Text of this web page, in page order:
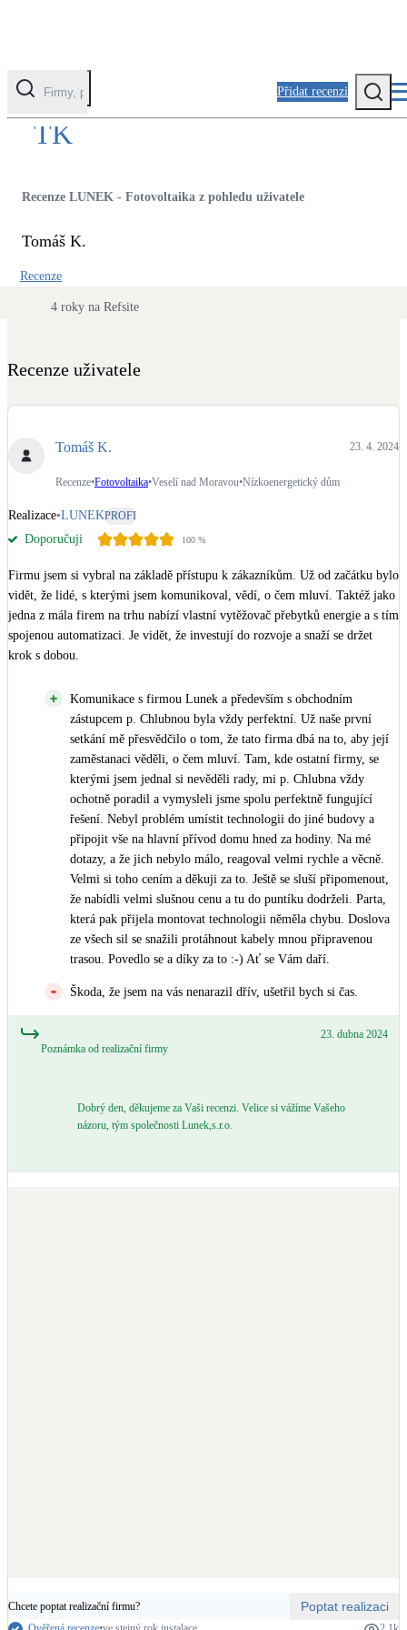
Přidat recenzi
Kategorie
Fotovoltaika
Solární termický systém
Na přípravu teplé vody i přitápění
Klimatizace
Větrání s rekuperací
Teplovzdušné vytápění
Balkonové sestavy
Rekonstrukce
Kotle
Hlavní zdroje vytápění
Bateriové úložiště
Pouze velké BESS
Stínicí technika
Žaluzie, markýzy, pergoly
Rekuperace tepla odpadní vody
Šedá i černá odpadní voda
TK
Kontaktovat uživatele
Recenze LUNEK - Fotovoltaika z pohledu uživatele
Tomáš K.
Recenze
4 roky na Refsite
Recenze uživatele
Tomáš K. 23. 4. 2024
Recenze•Fotovoltaika•Veselí nad Moravou•Nízkoenergetický dům
Realizace•LUNEKPROFI
Doporučuji 100 %
Firmu jsem si vybral na základě přístupu k zákazníkům. Už od začátku bylo
vidět, že lidé, s kterými jsem komunikoval, vědí, o čem mluví. Taktéž jako
jedna z mála firem na trhu nabízí vlastní vytěžovač přebytků energie a s tím
spojenou automatizaci. Je vidět, že investují do rozvoje a snaží se držet
krok s dobou.
Komunikace s firmou Lunek a především s obchodním
zástupcem p. Chlubnou byla vždy perfektní. Už naše první
setkání mě přesvědčilo o tom, že tato firma dbá na to, aby její
zaměstanaci věděli, o čem mluví. Tam, kde ostatní firmy, se
kterými jsem jednal si nevěděli rady, mi p. Chlubna vždy
ochotně poradil a vymysleli jsme spolu perfektně fungující
řešení. Nebyl problém umístit technologii do jiné budovy a
připojit vše na hlavní přívod domu hned za hodiny. Na mé
dotazy, a že jich nebylo málo, reagoval velmi rychle a věcně.
Velmi si toho cením a děkuji za to. Ještě se sluší připomenout,
že nabídli velmi slušnou cenu a tu do puntíku dodrželi. Parta,
která pak přijela montovat technologii něměla chybu. Doslova
ze všech sil se snažili protáhnout kabely mnou připravenou
trasou. Povedlo se a díky za to :-) Ať se Vám daří.
Škoda, že jsem na vás nenarazil dřív, ušetřil bych si čas.
Poznámka od realizační firmy
23. dubna 2024
Dobrý den, děkujeme za Vaši recenzi. Velice si vážíme Vašeho
názoru, tým společnosti Lunek,s.r.o.
Chcete poptat realizační firmu? Poptat realizaci